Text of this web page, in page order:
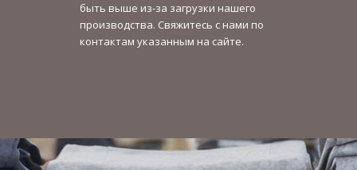
быть выше из-за загрузки нашего
производства. Свяжитесь с нами по
контактам указанным на сайте.